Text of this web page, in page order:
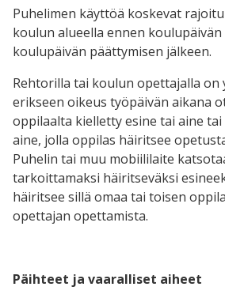
Puhelimen käyttöä koskevat
koulun alueella ennen koulupäivän
koulupäivän päättymisen jälkeen.
Rehtorilla tai koulun opettajalla on
erikseen oikeus työpäivän aikana
oppilaalta kielletty esine tai aine
aine, jolla oppilas häiritsee
Puhelin tai muu mobiililaite
tarkoittamaksi häiritseväksi
häiritsee sillä omaa tai toisen
opettajan opettamista.
Päihteet ja vaaralliset aiheet